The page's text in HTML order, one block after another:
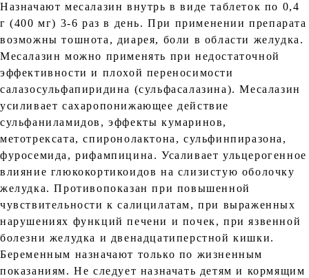
Назначают месалазин внутрь в виде таблеток по 0,4
г (400 мг) 3-6 раз в день. При применении препарата
возможны тошнота, диарея, боли в области желудка.
Месалазин можно применять при недостаточной
эффективности и плохой переносимости
салазосульфапиридина (сульфасалазина). Месалазин
усиливает сахаропонижающее действие
сульфаниламидов, эффекты кумаринов,
метотрексата, спиронолактона, сульфинпиразона,
фуросемида, рифампицина. Усаливает ульцерогенное
влияние глюкокортикоидов на слизистую оболочку
желудка. Противопоказан при повышенной
чувствительности к салицилатам, при выраженных
нарушениях функций печени и почек, при язвенной
болезни желудка и двенадцатиперстной кишки.
Беременным назначают только по жизненным
показаниям. Не следует назначать детям и кормящим